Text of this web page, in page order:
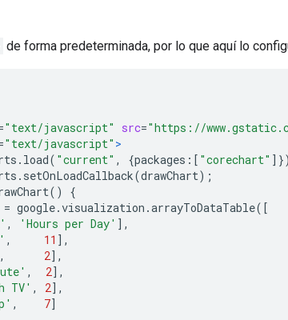
de forma predeterminada, por lo que aquí lo
"text/javascript" src="https://
"text/javascript" >
. load( "current" , {packages :[ "corechart"
. setOnLoadCallback(drawChart);
()
{
= google.visualization .arrayToDataTable([
, 'Hours per Day' ],
, 11 ],
, 2],
, 2],
TV' , 2],
, 7]